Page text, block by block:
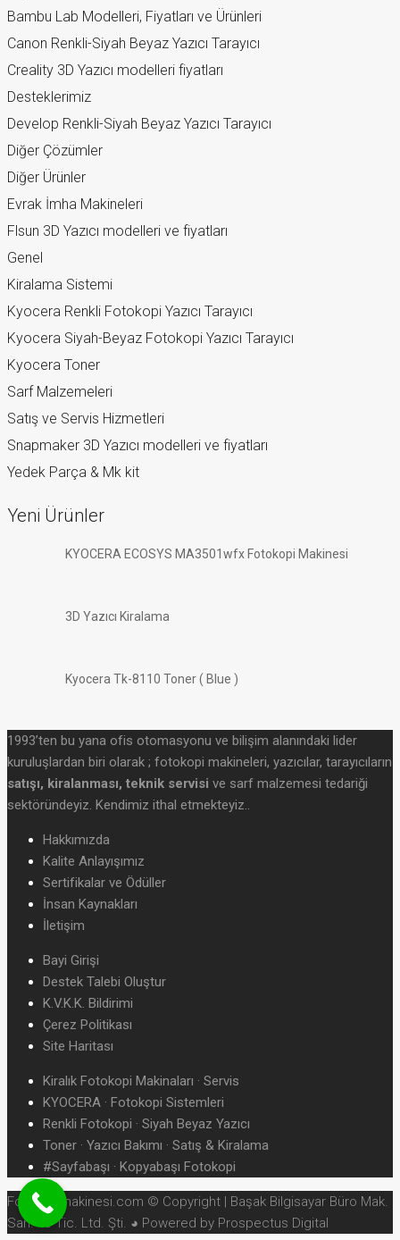
Bambu Lab Modelleri, Fiyatları ve Ürünleri
Canon Renkli-Siyah Beyaz Yazıcı Tarayıcı
Creality 3D Yazıcı modelleri fiyatları
Desteklerimiz
Develop Renkli-Siyah Beyaz Yazıcı Tarayıcı
Diğer Çözümler
Diğer Ürünler
Evrak İmha Makineleri
Flsun 3D Yazıcı modelleri ve fiyatları
Genel
Kiralama Sistemi
Kyocera Renkli Fotokopi Yazıcı Tarayıcı
Kyocera Siyah-Beyaz Fotokopi Yazıcı Tarayıcı
Kyocera Toner
Sarf Malzemeleri
Satış ve Servis Hizmetleri
Snapmaker 3D Yazıcı modelleri ve fiyatları
Yedek Parça & Mk kit
Yeni Ürünler
KYOCERA ECOSYS MA3501wfx Fotokopi Makinesi
3D Yazıcı Kiralama
Kyocera Tk-8110 Toner ( Blue )
1993’ten bu yana ofis otomasyonu ve bilişim alanındaki lider
kuruluşlardan biri olarak ; fotokopi makineleri, yazıcılar, tarayıcıların
satışı, kiralanması, teknik servisi ve sarf malzemesi tedariği
sektöründeyiz. Kendimiz ithal etmekteyiz..
Hakkımızda
Kalite Anlayışımız
Sertifikalar ve Ödüller
İnsan Kaynakları
İletişim
Bayi Girişi
Destek Talebi Oluştur
K.V.K.K. Bildirimi
Çerez Politikası
Site Haritası
Kiralık Fotokopi Makinaları · Servis
KYOCERA · Fotokopi Sistemleri
Renkli Fotokopi · Siyah Beyaz Yazıcı
Toner · Yazıcı Bakımı · Satış & Kiralama
#Sayfabaşı · Kopyabaşı Fotokopi
Fotokopimakinesi.com © Copyright | Başak Bilgisayar Büro Mak.
San. ve Tic. Ltd. Şti. ◕ Powered by Prospectus Digital